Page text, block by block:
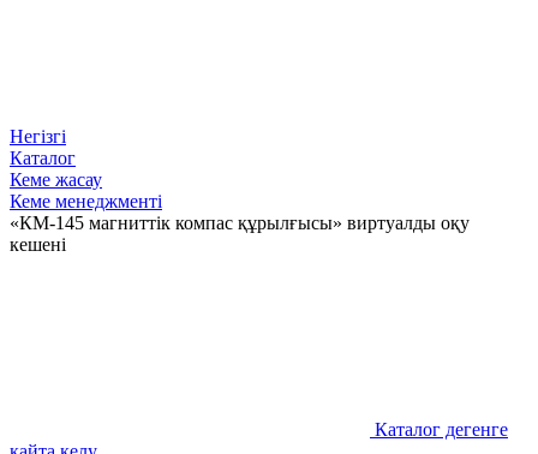
Негізгі
Каталог
Кеме жасау
Кеме менеджменті
«КМ-145 магниттік компас құрылғысы» виртуалды оқу
кешені
Каталог дегенге